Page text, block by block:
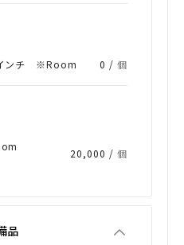
ンチ ※Room 0 /個
20,000 /個
品